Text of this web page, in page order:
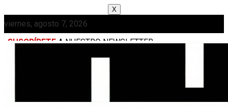
X
viernes, agosto 7, 2026
SUSCRÍBETE A NUESTRO NEWSLETTER